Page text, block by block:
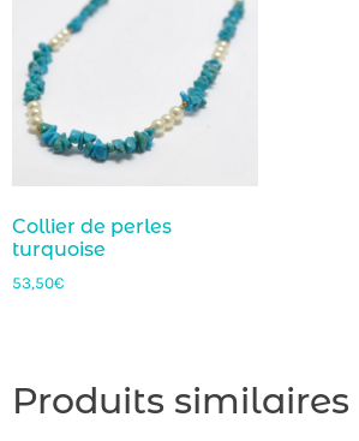
Collier de perles
turquoise
53,50€
Produits similaires